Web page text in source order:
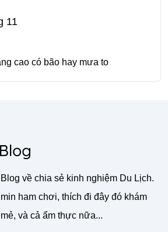
11
cao có bão hay mưa to
về chia sẻ kinh nghiệm Du Lịch.
ham chơi, thích đi đây đó khám
và cả ẩm thực nữa...